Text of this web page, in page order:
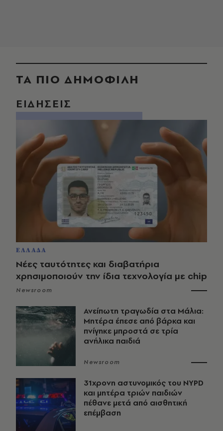
ΤΑ ΠΙΟ ΔΗΜΟΦΙΛΗ
ΕΙΔΗΣΕΙΣ
ΕΛΛΑΔΑ
Νέες ταυτότητες και διαβατήρια
χρησιμοποιούν την ίδια τεχνολογία με chip
Newsroom
Ανείπωτη τραγωδία στα Μάλια:
Μητέρα έπεσε από βάρκα και
πνίγηκε μπροστά σε τρία
ανήλικα παιδιά
Newsroom
31χρονη αστυνομικός του NYPD
και μητέρα τριών παιδιών
πέθανε μετά από αισθητική
επέμβαση